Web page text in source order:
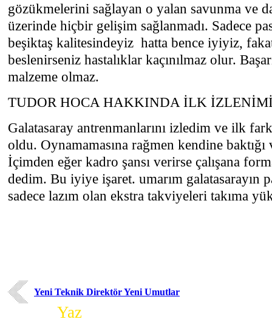
gözükmelerini sağlayan o yalan savunma ve
üzerinde hiçbir gelişim sağlanmadı. Sadece
beşiktaş kalitesindeyiz hatta bence iyiyiz,
beslenirseniz hastalıklar kaçınılmaz olur.
malzeme olmaz.
TUDOR HOCA HAKKINDA İLK
Galatasaray antrenmanlarını izledim ve ilk
oldu. Oynamamasına rağmen kendine
İçimden eğer kadro şansı verirse çalışana
dedim. Bu iyiye işaret. umarım galatasarayın
sadece lazım olan ekstra takviyeleri takıma
Yeni Teknik Direktör Yeni Umutlar
Yaz